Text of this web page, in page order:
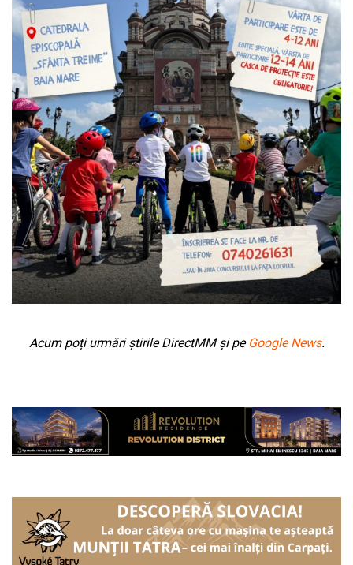
Acum poți urmări știrile DirectMM și pe Google News.